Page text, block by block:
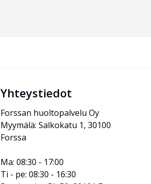
Yhteystiedot
Forssan huoltopalvelu Oy
Myymälä: Salkokatu 1, 30100
Forssa
Ma: 08:30 - 17:00
Ti - pe: 08:30 - 16:30